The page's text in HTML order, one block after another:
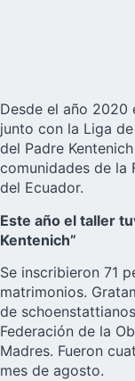
Desde el año 2020
junto con la Liga
del Padre Kentenich
comunidades de la
del Ecuador.
Este año el taller
Kentenich”
Se inscribieron 71
matrimonios.
de
Federación de la
Madres. Fueron
mes de agosto.